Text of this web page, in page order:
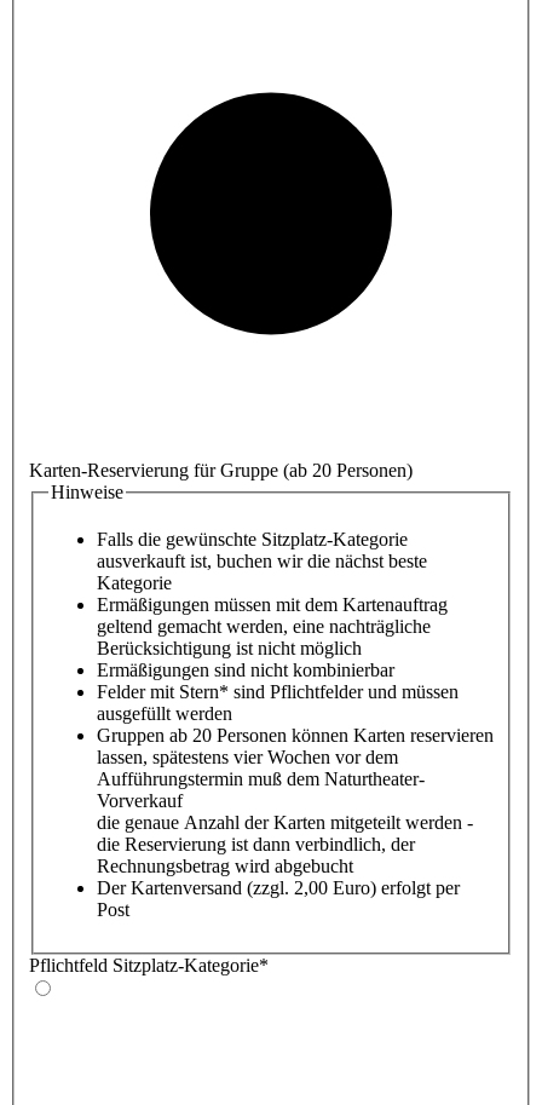
Karten-Reservierung für Gruppe (ab 20 Personen)
Hinweise
Falls die gewünschte Sitzplatz-Kategorie
ausverkauft ist, buchen wir die nächst beste
Kategorie
Ermäßigungen müssen mit dem Kartenauftrag
geltend gemacht werden, eine nachträgliche
Berücksichtigung ist nicht möglich
Ermäßigungen sind nicht kombinierbar
Felder mit Stern* sind Pflichtfelder und müssen
ausgefüllt werden
Gruppen ab 20 Personen können Karten reservieren
lassen, spätestens vier Wochen vor dem
Aufführungstermin muß dem Naturtheater-
Vorverkauf
die genaue Anzahl der Karten mitgeteilt werden -
die Reservierung ist dann verbindlich, der
Rechnungsbetrag wird abgebucht
Der Kartenversand (zzgl. 2,00 Euro) erfolgt per
Post
Pflichtfeld Sitzplatz-Kategorie*